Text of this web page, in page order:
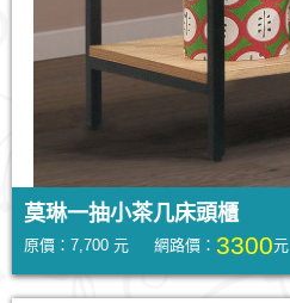
莫琳一抽小茶几床頭櫃
原價：7,700 元 網路價： 3300元